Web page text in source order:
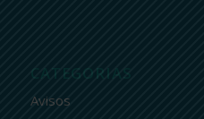
CATEGORIAS
Avisos